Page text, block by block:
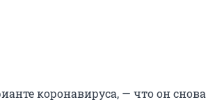
коронавируса, — что он снова